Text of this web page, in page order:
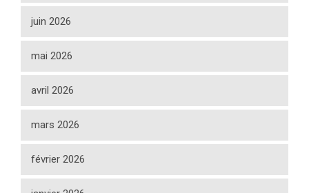
juin 2026
mai 2026
avril 2026
mars 2026
février 2026